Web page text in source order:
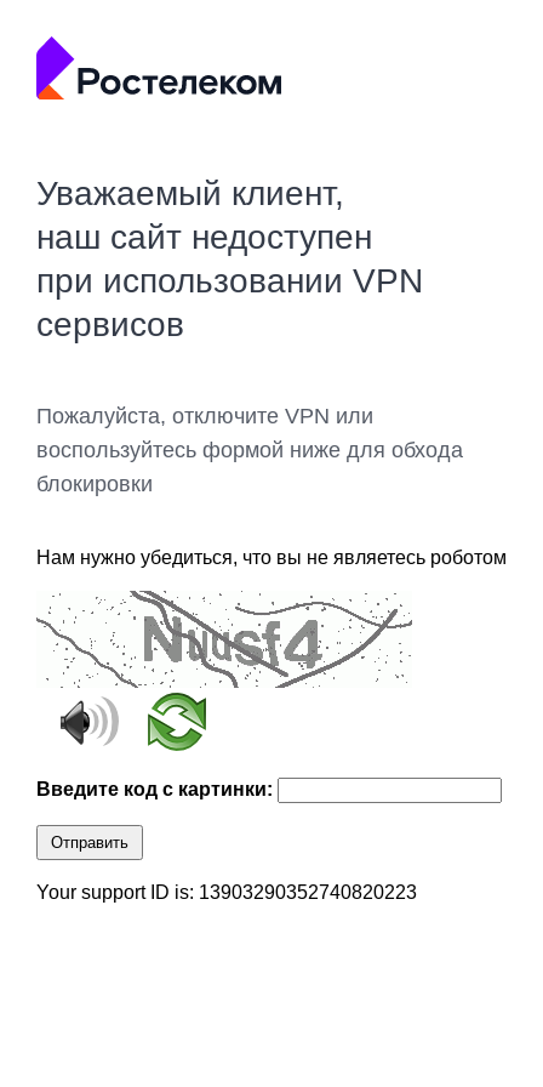
Уважаемый клиент,
наш сайт недоступен
при использовании VPN
сервисов
Пожалуйста, отключите VPN или
воспользуйтесь формой ниже для обхода
блокировки
Нам нужно убедиться, что вы не являетесь роботом
Введите код с картинки:
Отправить
Your support ID is: 13903290352740820223